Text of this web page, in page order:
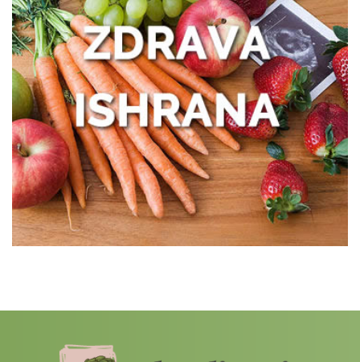
oporavku
Zašto žene treba da obrate pažnju na
zdravlje creva
Kako prepoznati trenutak kada vam je
potreban prečišćivač vazduha?